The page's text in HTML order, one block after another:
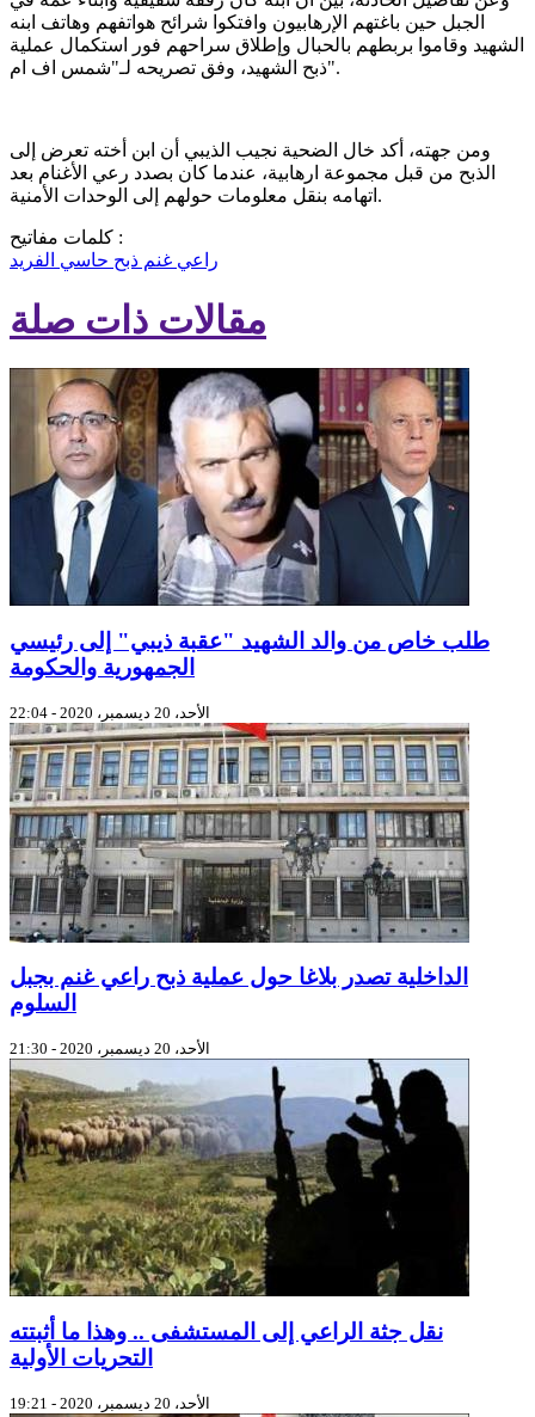
الجبل حين باغتهم الإرهابيون وافتكوا شرائح هواتفهم وهاتف ابنه
الشهيد وقاموا بربطهم بالحبال وإطلاق سراحهم فور استكمال عملية
ذبح الشهيد، وفق تصريحه لـ"شمس اف ام".
ومن جهته، أكد خال الضحية نجيب الذيبي أن ابن أخته تعرض إلى
الذبح من قبل مجموعة ارهابية، عندما كان بصدد رعي الأغنام بعد
اتهامه بنقل معلومات حولهم إلى الوحدات الأمنية.
كلمات مفاتيح :
راعي غنم ذبح حاسي الفريد
مقالات ذات صلة
طلب خاص من والد الشهيد "عقبة ذيبي" إلى رئيسي
الجمهورية والحكومة
الأحد، 20 ديسمبر، 2020 - 22:04
الداخلية تصدر بلاغا حول عملية ذبح راعي غنم بجبل
السلوم
الأحد، 20 ديسمبر، 2020 - 21:30
نقل جثة الراعي إلى المستشفى .. وهذا ما أثبتته
التحريات الأولية
الأحد، 20 ديسمبر، 2020 - 19:21